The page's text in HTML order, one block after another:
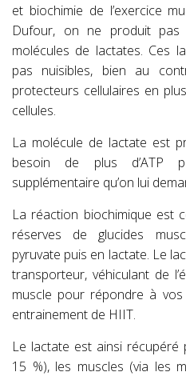
et biochimie de l’exercice
Dufour, on ne produit pas
molécules de lactates. Ces
pas nuisibles, bien au
protecteurs cellulaires en
cellules.
La molécule de lactate est
besoin de plus d’ATP
supplémentaire qu’on lui
La réaction biochimique est
réserves de glucides
pyruvate puis en lactate. Le
transporteur, véhiculant de
muscle pour répondre à
entrainement de HIIT.
Le lactate est ainsi
15 %), les muscles (via les